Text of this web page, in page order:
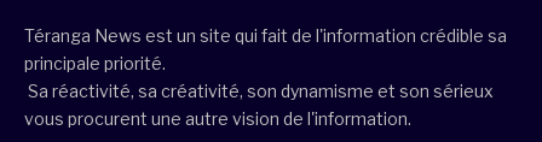
Téranga News est un site qui fait de l'information crédible sa
principale priorité.
Sa réactivité, sa créativité, son dynamisme et son sérieux
vous procurent une autre vision de l'information.